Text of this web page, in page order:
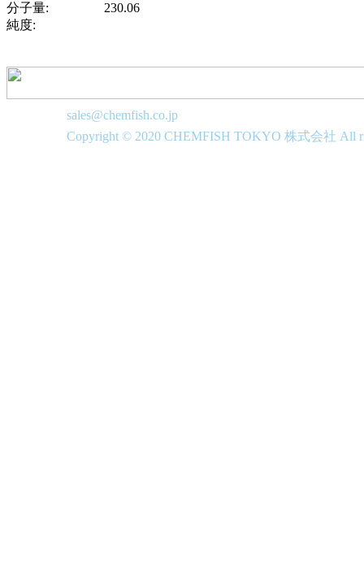
分子量:
230.06
純度:
sales@chemfish.co.jp
Copyright © 2020 CHEMFISH TOKYO 株式会社 All